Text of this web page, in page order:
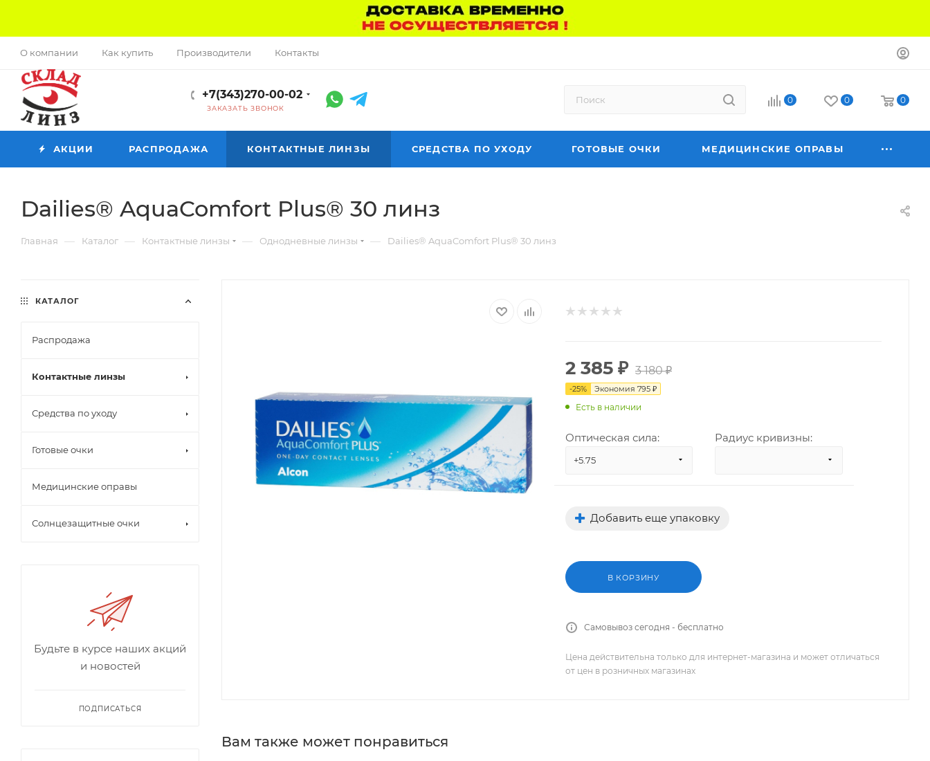
О компании Как купить Производители Контакты
+7(343)270-00-02
ЗАКАЗАТЬ ЗВОНОК
0 0 0
АКЦИИ РАСПРОДАЖА КОНТАКТНЫЕ ЛИНЗЫ СРЕДСТВА ПО УХОДУ ГОТОВЫЕ ОЧКИ МЕДИЦИНСКИЕ ОПРАВЫ
Dailies® AquaComfort Plus® 30 линз
Главная — Каталог — Контактные линзы — Однодневные линзы — Dailies® AquaComfort Plus® 30 линз
2 385 ₽ 3 180₽
-25% Экономия 795 ₽
Есть в наличии
Оптическая сила:
+5.75
Радиус кривизны:
Добавить еще упаковку
В КОРЗИНУ
Самовывоз сегодня - бесплатно
Цена действительна только для интернет-магазина и может отличаться
от цен в розничных магазинах
Вам также может понравиться
КАТАЛОГ
Распродажа
Контактные линзы
Средства по уходу
Готовые очки
Медицинские оправы
Солнцезащитные очки
Будьте в курсе наших акций
и новостей
ПОДПИСАТЬСЯ